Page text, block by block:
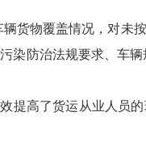
货物覆盖情况，对未
防治法规要求、车
提高了货运从业人员